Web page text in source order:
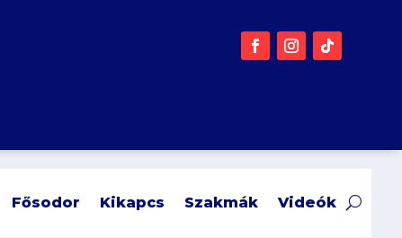
Fősodor Kikapcs Szakmák Videók